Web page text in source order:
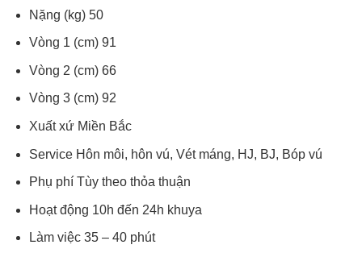
Nặng (kg) 50
Vòng 1 (cm) 91
Vòng 2 (cm) 66
Vòng 3 (cm) 92
Xuất xứ Miền Bắc
Service Hôn môi, hôn vú, Vét máng, HJ, BJ, Bóp vú
Phụ phí Tùy theo thỏa thuận
Hoạt động 10h đến 24h khuya
Làm việc 35 – 40 phút